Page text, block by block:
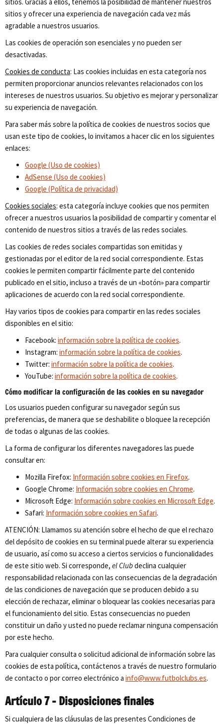
sitios y ofrecer una experiencia de navegación cada vez más
agradable a nuestros usuarios.
Las cookies de operación son esenciales y no pueden ser
desactivadas.
Cookies de conducta: Las cookies incluidas en esta categoría nos
permiten proporcionar anuncios relevantes relacionados con los
intereses de nuestros usuarios. Su objetivo es mejorar y personalizar
su experiencia de navegación.
Para saber más sobre la política de cookies de nuestros socios que
usan este tipo de cookies, lo invitamos a hacer clic en los siguientes
enlaces:
Google (Uso de cookies)
AdSense (Uso de cookies)
Google (Política de privacidad)
Cookies sociales: esta categoría incluye cookies que nos permiten
ofrecer a nuestros usuarios la posibilidad de compartir y comentar el
contenido de nuestros sitios a través de las redes sociales.
Las cookies de redes sociales compartidas son emitidas y
gestionadas por el editor de la red social correspondiente. Estas
cookies le permiten compartir fácilmente parte del contenido
publicado en el sitio, incluso a través de un «botón» para compartir
aplicaciones de acuerdo con la red social correspondiente.
Hay varios tipos de cookies para compartir en las redes sociales
disponibles en el sitio:
Facebook: información sobre la política de cookies.
Instagram: información sobre la política de cookies.
Twitter: información sobre la política de cookies.
YouTube: información sobre la política de cookies.
Cómo modificar la configuración de las cookies en su navegador
Los usuarios pueden configurar su navegador según sus
preferencias, de manera que se deshabilite o bloquee la recepción
de todas o algunas de las cookies.
La forma de configurar los diferentes navegadores las puede
consultar en:
Mozilla Firefox: Información sobre cookies en Firefox.
Google Chrome: Información sobre cookies en Chrome.
Microsoft Edge: Información sobre cookies en Microsoft Edge.
Safari: Información sobre cookies en Safari.
ATENCIÓN: Llamamos su atención sobre el hecho de que el rechazo
del depósito de cookies en su terminal puede alterar su experiencia
de usuario, así como su acceso a ciertos servicios o funcionalidades
de este sitio web. Si corresponde, el Clubdeclina cualquier
responsabilidad relacionada con las consecuencias de la degradación
de las condiciones de navegación que se producen debido a su
elección de rechazar, eliminar o bloquear las cookies necesarias para
el funcionamiento del sitio. Estas consecuencias no pueden
constituir un daño y usted no puede reclamar ninguna compensación
por este hecho.
Para cualquier consulta o solicitud adicional de información sobre las
cookies de esta política, contáctenos a través de nuestro formulario
de contacto o por correo electrónico a info@www.futbolclubs.es.
Artículo 7 – Disposiciones finales
Si cualquiera de las cláusulas de las presentes Condiciones de